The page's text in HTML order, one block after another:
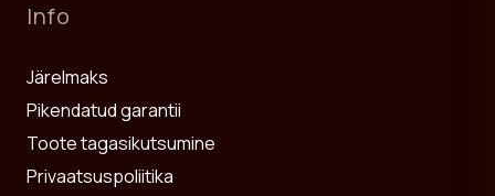
Info
Järelmaks
Pikendatud garantii
Toote tagasikutsumine
Privaatsuspoliitika